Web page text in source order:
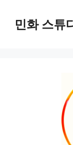
민화 스튜